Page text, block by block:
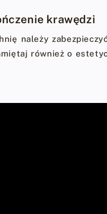
krawędzi
należy
również o